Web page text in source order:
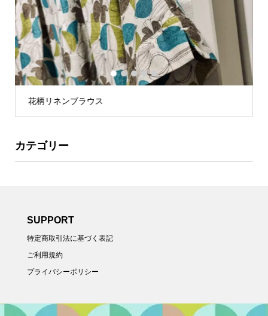
花柄リネンブラウス
1 2 3 5
カテゴリー
SUPPORT
特定商取引法に基づく表記
ご利用規約
プライバシーポリシー